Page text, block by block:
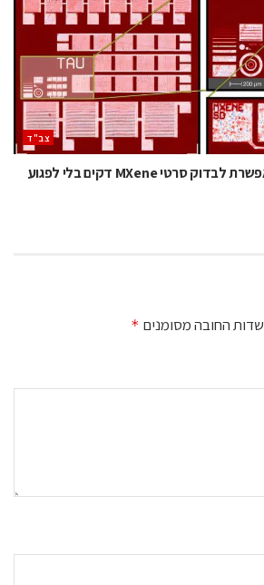
‫צב"ד‬
שיטה אופטית חדשה מאפשרת לבדוק סרטי MXene דקים בלי לפגוע
שדות החובה מסומנים *